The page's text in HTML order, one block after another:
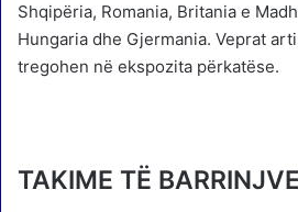
Shqipëria, Romania, Britania e
Hungaria dhe Gjermania. Veprat
tregohen në ekspozita përkatëse.
TAKIME TË BARRINJVE